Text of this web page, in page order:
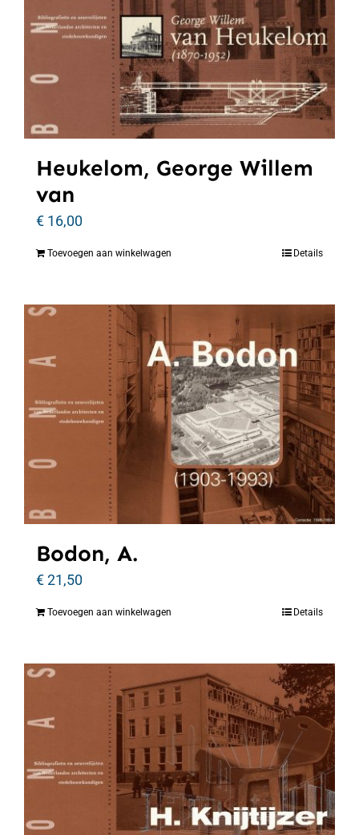
Heukelom, George Willem
van
€ 16,00
Toevoegen aan winkelwagen Details
Bodon, A.
€21,50
Toevoegen aan winkelwagen Details